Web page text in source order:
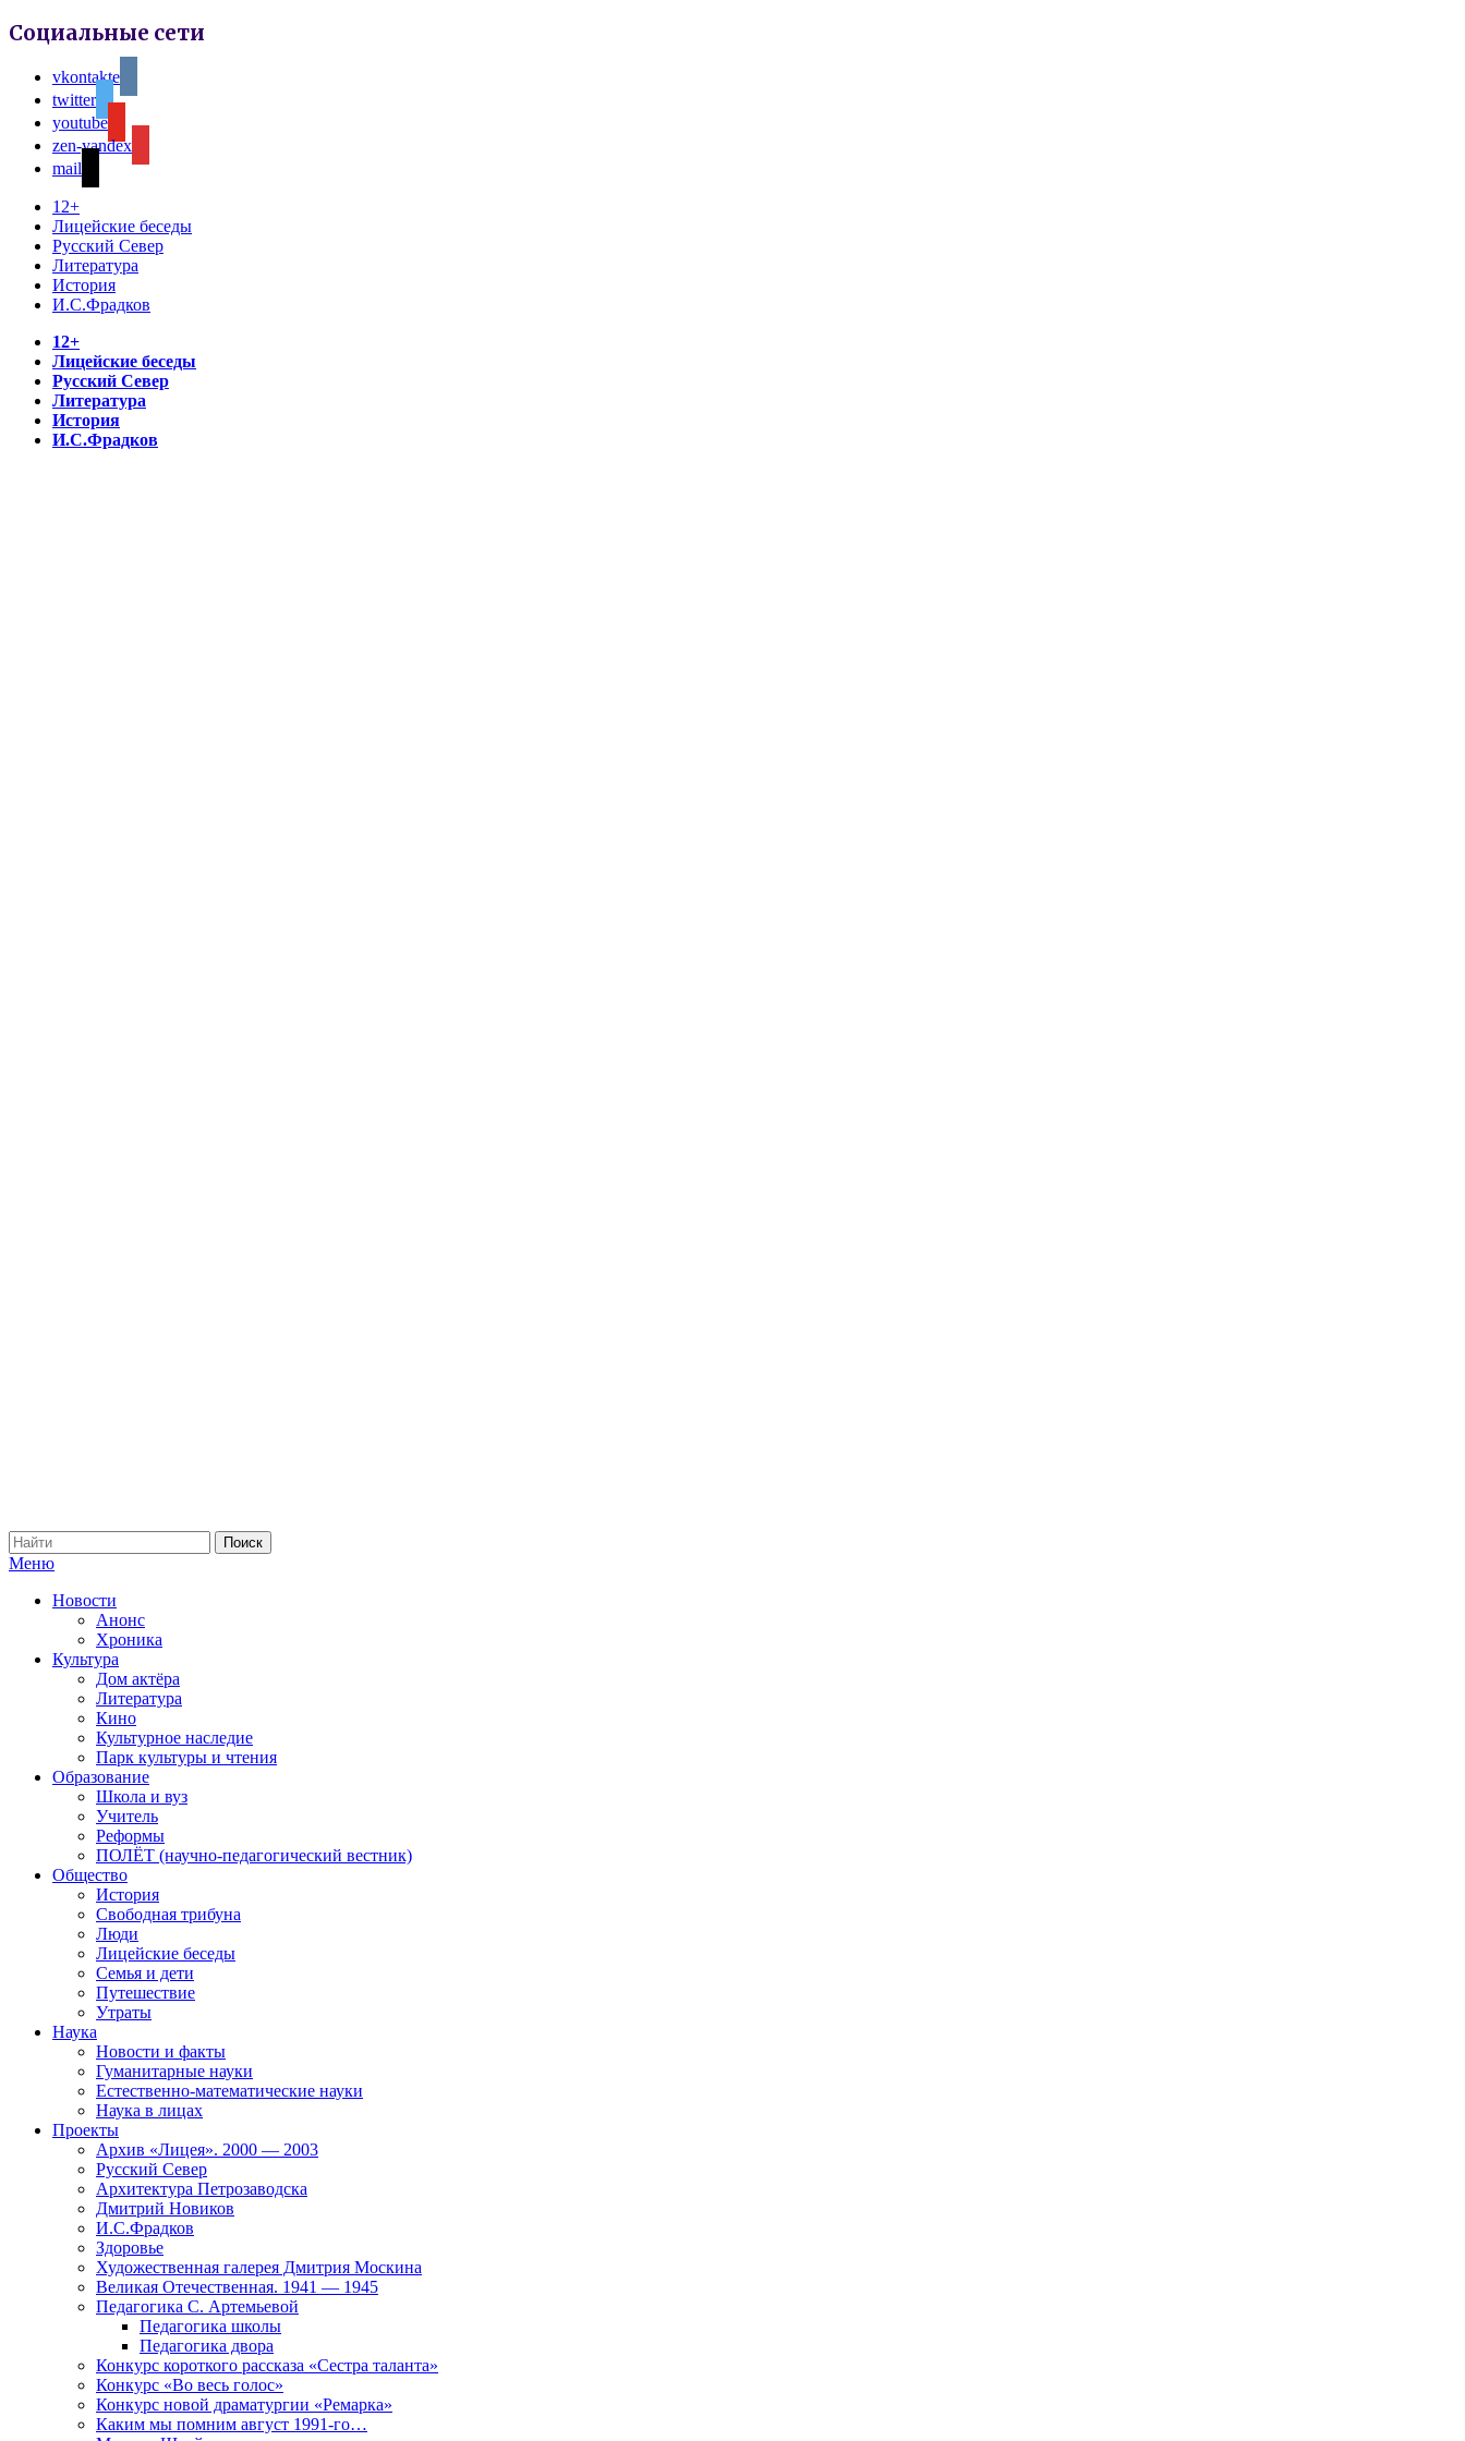
Социальные сети
vkontakte
twitter
youtube
zen-yandex
mail
12+
Лицейские беседы
Русский Север
Литература
История
И.С.Фрадков
12+
Лицейские беседы
Русский Север
Литература
История
И.С.Фрадков
Меню
Новости
Анонс
Хроника
Культура
Дом актёра
Литература
Кино
Культурное наследие
Парк культуры и чтения
Образование
Школа и вуз
Учитель
Реформы
ПОЛЁТ (научно-педагогический вестник)
Общество
История
Свободная трибуна
Люди
Лицейские беседы
Семья и дети
Путешествие
Утраты
Наука
Новости и факты
Гуманитарные науки
Естественно-математические науки
Наука в лицах
Проекты
Архив «Лицея». 2000 — 2003
Русский Север
Архитектура Петрозаводска
Дмитрий Новиков
И.С.Фрадков
Здоровье
Художественная галерея Дмитрия Москина
Великая Отечественная. 1941 — 1945
Педагогика С. Артемьевой
Педагогика школы
Педагогика двора
Конкурс короткого рассказа «Сестра таланта»
Конкурс «Во весь голос»
Конкурс новой драматургии «Ремарка»
Каким мы помним август 1991-го…